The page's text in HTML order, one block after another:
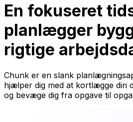
En fokuseret
planlægger
rigtige
Chunk er en slank
hjælper dig med at kortlægge din
og bevæge dig fra opgave til